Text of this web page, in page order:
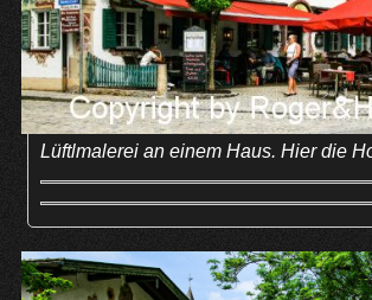
Lüftlmalerei an einem Haus. Hier die